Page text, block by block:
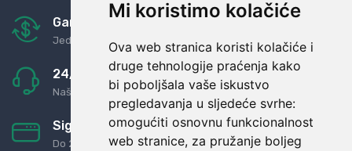
Mi koristimo kolačiće
Ova web stranica koristi kolačiće i
druge tehnologije praćenja kako
bi poboljšala vaše iskustvo
pregledavanja u sljedeće svrhe:
omogućiti osnovnu funkcionalnost
web stranice, za pružanje boljeg
Garancija u povrat novaca
Jednostavno pravilo: Roba za novac
24/7 odlična podrška
Naši agenti uvijek na raspolaganju
Sigurno obročno plaćanje
Do 24 rata bez kamata